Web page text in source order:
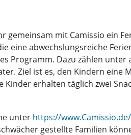
gemeinsam mit Camissio ein
eine abwechslungsreiche
Programm. Dazu zählen
Ziel ist es, den Kindern eine
erhalten täglich zwei
unter https://
gestellte Familien